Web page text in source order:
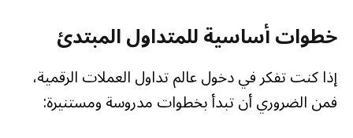
خطوات أساسية للمتداول المبتدئ
إذا كنت تفكر في دخول عالم تداول العملات الرقمية،
فمن الضروري أن تبدأ بخطوات مدروسة ومستنيرة: